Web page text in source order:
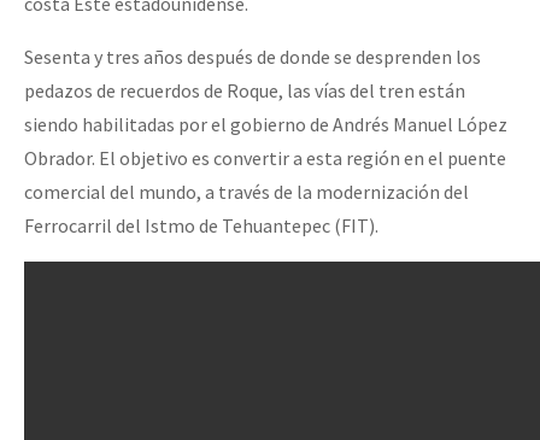
Sesenta y tres años después de donde se desprenden los
pedazos de recuerdos de Roque, las vías del tren están
siendo habilitadas por el gobierno de Andrés Manuel López
Obrador. El objetivo es convertir a esta región en el puente
comercial del mundo, a través de la modernización del
Ferrocarril del Istmo de Tehuantepec (FIT).